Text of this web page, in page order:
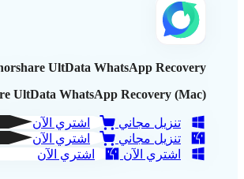
UltData WhatsApp Recovery
UltData WhatsApp Recovery (Mac)
تنزيل مجاني
اشتري الآن
تنزيل مجاني
اشتري الآن
اشتري الآن
اشتري الآن